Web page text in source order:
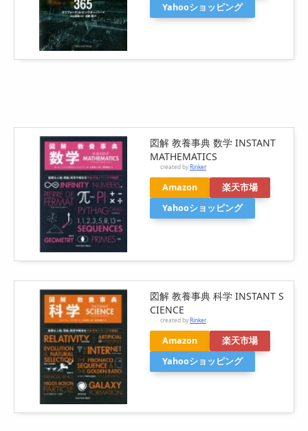
Yahooショッピング
図解 教養事典 数学 INSTANT
MATHEMATICS
created byRinker
Amazon
楽天市場
Yahooショッピング
図解 教養事典 科学 INSTANT S
CIENCE
created byRinker
Amazon
楽天市場
Yahooショッピング